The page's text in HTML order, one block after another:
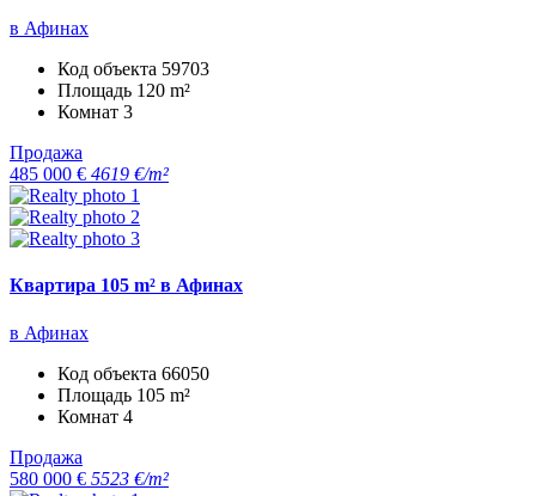
в Афинах
Код объекта 59703
Площадь 120 m²
Комнат 3
Продажа
485 000 € 4619 €/m²
Квартира 105 m² в Афинах
в Афинах
Код объекта 66050
Площадь 105 m²
Комнат 4
Продажа
580 000 € 5523 €/m²